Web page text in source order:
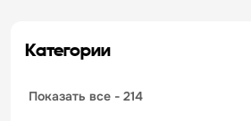
Категории
показать все - 214